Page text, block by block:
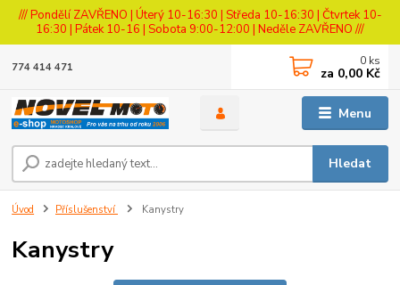
/// Pondělí ZAVŘENO | Úterý 10-16:30 | Středa 10-16:30 | Čtvrtek 10-
16:30 | Pátek 10-16 | Sobota 9:00-12:00 | Neděle ZAVŘENO ///
Menu
Hledat
774 414 471 0 ks
za 0,00 Kč
Úvod Příslušenství Kanystry
Kanystry